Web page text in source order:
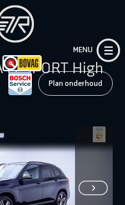
Plan onderhoud
MENU
M-SPORT High